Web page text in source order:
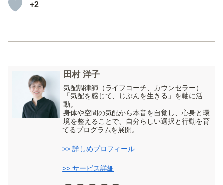
+2
田村 洋子
気配調律師（ライフコーチ、カウンセラー）
「気配を感じて、じぶんを生きる」を軸に活
動。
身体や空間の気配から本音を自覚し、心身と環
境を整えることで、自分らしい選択と行動を育
てるプログラムを展開。
>> 詳しめプロフィール
>> サービス詳細